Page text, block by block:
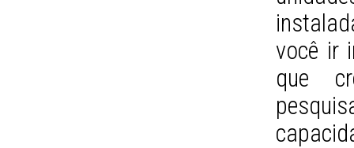
você ir
que